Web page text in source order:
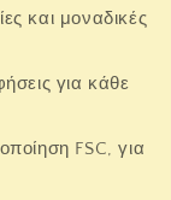
και μοναδικές
για κάθε
FSC, για